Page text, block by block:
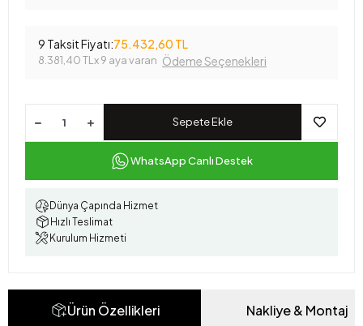
9 Taksit Fiyatı:75.432,60 TL
8.381,40 TL x 9 aya varan Ödeme Seçenekleri
Sepete Ekle
WhatsApp Canlı Destek
Dünya Çapında Hizmet
Hızlı Teslimat
Kurulum Hizmeti
Ürün Özellikleri Nakliye & Montaj